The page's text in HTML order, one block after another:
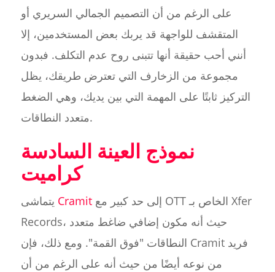
على الرغم من أن التصميم الجمالي السريري أو
المتقشف للواجهة قد يربك بعض المستخدمين، إلا
أنني أحب حقيقة أنها تتبنى روح عدم التكلف. فبدون
مجموعة من الزخارف التي تعترض طريقك، يظل
التركيز ثابتًا على المهمة التي بين يديك، وهي الضغط
متعدد النطاقات.
نموذج العينة السادسة
كراميت
Cramitإلى حد كبير مع OTT الخاص بـ Xfer
Records، حيث أنه مكون إضافي ضاغط متعدد
النطاقات "فوق القمة". ومع ذلك، فإن Cramit فريد
من نوعه أيضًا من حيث أنه على الرغم من أن